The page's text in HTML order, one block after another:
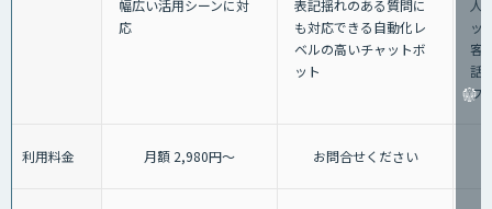
幅広い活用シーンに対
応
表記揺れのある質問に
も対応できる自動化レ
ベルの高いチャットボ
ット
人
ッ
客
話
フ
利用料金 月額 2,980円～ お問合せください